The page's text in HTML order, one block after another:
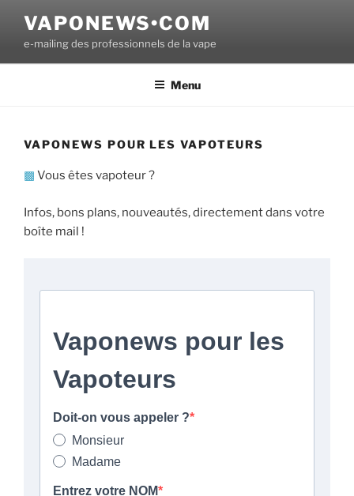
contenu
principal
VAPONEWS•COM
e-mailing des professionnels de la vape
Menu
VAPONEWS POUR LES VAPOTEURS
▩ Vous êtes vapoteur ?
Infos, bons plans, nouveautés, directement dans votre
boîte mail !